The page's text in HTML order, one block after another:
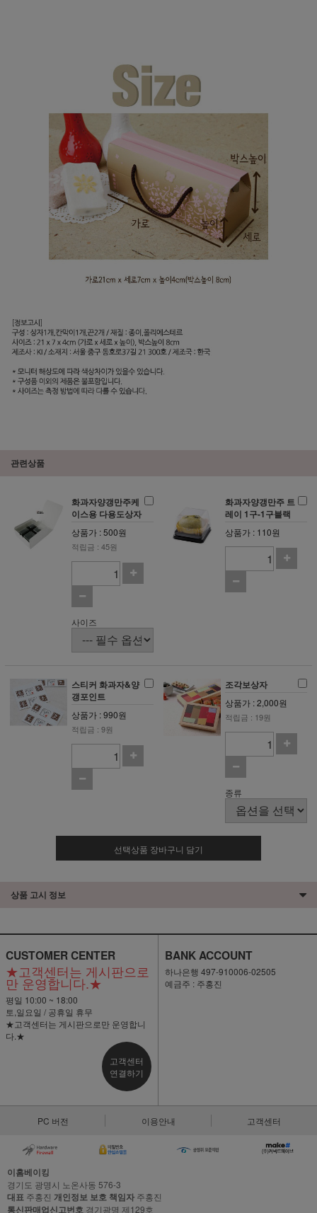
관련상품
화과자양갱만주케
이스용 다용도상자
상품가 : 500원
적립금 : 45원
사이즈
화과자양갱만주 트
레이 1구-1구블랙
상품가 : 110원
스티커 화과자&양
갱포인트
상품가 : 990원
적립금 : 9원
조각보상자
상품가 : 2,000원
적립금 : 19원
종류
선택상품 장바구니 담기
상품 고시 정보
CUSTOMER CENTER
★고객센터는 게시판으로
만 운영합니다.★
평일 10:00 ~ 18:00
토,일요일 / 공휴일 휴무
★고객센터는 게시판으로만 운영합니
다.★
고객센터
연결하기
BANK ACCOUNT
하나은행 497-910006-02505
예금주 : 주홍진
PC 버전 이용안내 고객센터
이홈베이킹
경기도 광명시 노온사동 576-3
대표 주홍진 개인정보 보호 책임자 주홍진
통신판매업신고번호 경기광명 제129호